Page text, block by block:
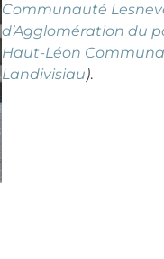
Communauté
d’Agglomération du
Haut-Léon
Landivisiau).